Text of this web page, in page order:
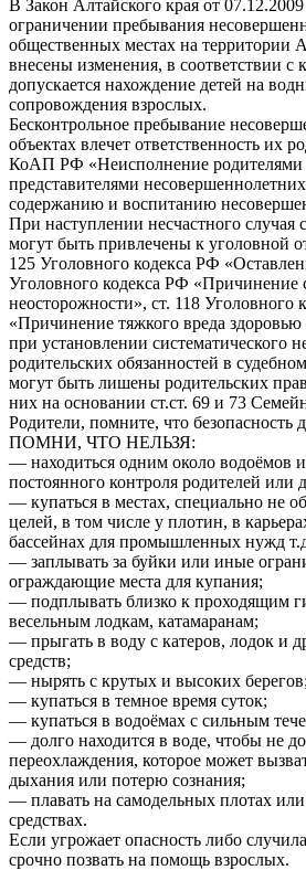
В Закон Алтайского края от
ограничении пребывания
общественных местах на территории
внесены изменения, в соответствии с
допускается нахождение детей на
сопровождения взрослых.
Бесконтрольное пребывание
объектах влечет ответственность их
КоАП РФ «Неисполнение
представителями
содержанию и воспитанию
При наступлении несчастного случая
могут быть привлечены к уголовной
125 Уголовного кодекса РФ
Уголовного кодекса РФ «Причинение
неосторожности», ст. 118 Уголовного
«Причинение тяжкого вреда
при установлении систематического
родительских обязанностей в
могут быть лишены родительских
них на основании ст.ст. 69 и 73
Родители, помните, что безопасность
ПОМНИ, ЧТО НЕЛЬЗЯ:
— находиться одним около водоёмов
постоянного контроля родителей или
— купаться в местах, специально не
целей, в том числе у плотин, в
бассейнах для промышленных нужд
— заплывать за буйки или иные
ограждающие места для купания;
— подплывать близко к проходящим
весельным лодкам, катамаранам;
— прыгать в воду с катеров, лодок и
средств;
— нырять с крутых и высоких берегов;
— купаться в темное время суток;
— купаться в водоёмах с сильным
— долго находится в воде, чтобы не
переохлаждения, которое может
дыхания или потерю сознания;
— плавать на самодельных плотах
средствах.
Если угрожает опасность либо
срочно позвать на помощь взрослых.